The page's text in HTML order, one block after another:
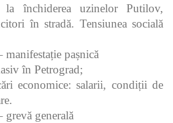
la închiderea uzinelor Putilov,
în stradă. Tensiunea socială
manifestație pașnică
în Petrograd;
economice: salarii, condiții de
grevă generală